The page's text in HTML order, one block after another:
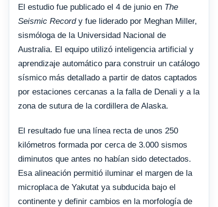
El estudio fue publicado el 4 de junio en The
Seismic Recordy fue liderado por Meghan Miller,
sismóloga de la Universidad Nacional de
Australia. El equipo utilizó inteligencia artificial y
aprendizaje automático para construir un catálogo
sísmico más detallado a partir de datos captados
por estaciones cercanas a la falla de Denali y a la
zona de sutura de la cordillera de Alaska.
El resultado fue una línea recta de unos 250
kilómetros formada por cerca de 3.000 sismos
diminutos que antes no habían sido detectados.
Esa alineación permitió iluminar el margen de la
microplaca de Yakutat ya subducida bajo el
continente y definir cambios en la morfología de